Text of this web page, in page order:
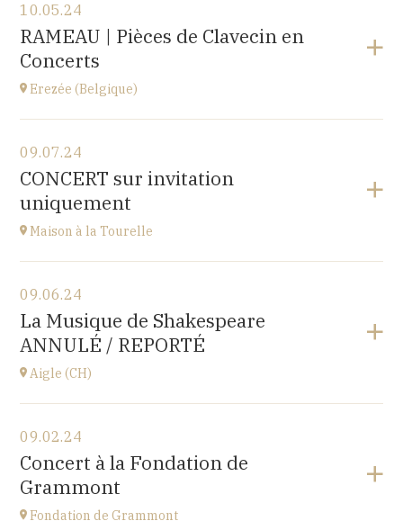
EHPAD du Centre hospitalier Sainte-Croix,
1 avenue du Président Kennedy, 25110 BAUME-LES-
DAMES
10.05.24
RAMEAU | Pièces de Clavecin en
Concerts
Erezée (Belgique)
Chapelle de Fisenne
Rue de l'Église, 6997 Erezée, BELGIQUE
at11H
Go to site
09.07.24
CONCERT sur invitation
uniquement
Maison à la Tourelle
Maison à la Tourelle
10 place de la Loi, 25110 BAUME-LES-DAMES
at17H00
09.06.24
La Musique de Shakespeare
ANNULÉ / REPORTÉ
Aigle (CH)
Château d'Aigle
Place du Château 1, 1860 Aigle, SUISSE
at20H00
09.02.24
Concert à la Fondation de
Grammont
Fondation de Grammont